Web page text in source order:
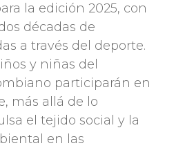
la edición 2025, con
décadas de
a través del deporte.
y niñas del
participarán en
más allá de lo
el tejido social y la
en las